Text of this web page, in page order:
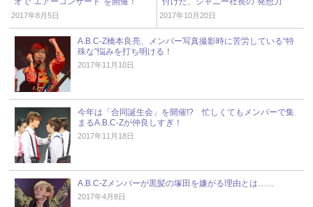
2017年8月5日 2017年10月20日
A.B.C-Z橋本良亮、メンバー写真撮影時に苦労している“特
殊な”悩みを打ち明ける！
2017年11月10日
今年は「合同誕生会」を開催!? 忙しくてもメンバーで集
まるA.B.C-Zが仲良しすぎ！
2017年11月18日
A.B.C-Zメンバーが黒髪の塚田を嫌がる理由とは……
2017年4月8日